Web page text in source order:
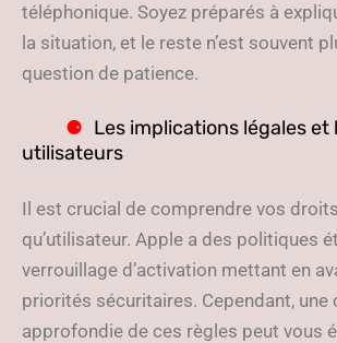
téléphonique. Soyez préparés à
la situation, et le reste n’est souvent
question de patience.
Les implications légales et
utilisateurs
Il est crucial de comprendre vos
qu’utilisateur. Apple a des politiques
verrouillage d’activation mettant en
priorités sécuritaires. Cependant, une
approfondie de ces règles peut vous